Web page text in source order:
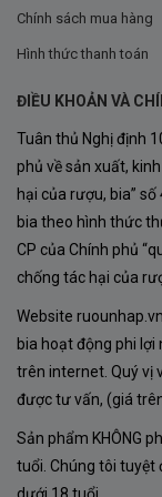
của Rượu Vang
là sự phối trộn
40% Pinot Noir
Chardonnay –
Chardonnay là
cao cấp. Giống
Độ acid thanh
Hương táo xanh
Cam chanh
Chính sách mua hàng
Hình thức thanh toán
ĐIỀU KHOẢN VÀ
Tuân thủ Nghị định
phủ về sản xuất,
hại của rượu, bia”
bia theo hình thức
CP của Chính phủ
chống tác hại của
Website
bia hoạt động phi lợi
trên internet. Quý vị
được tư vấn, (giá
Sản phẩm KHÔNG
tuổi. Chúng tôi tuyệt